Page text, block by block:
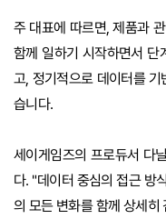
주 대표에 따르면, 제품과
함께 일하기 시작하면서 단
고, 정기적으로 데이터를
습니다.
세이게임즈의 프로듀서 다
다. "데이터 중심의 접근 방
의 모든 변화를 함께 상세히